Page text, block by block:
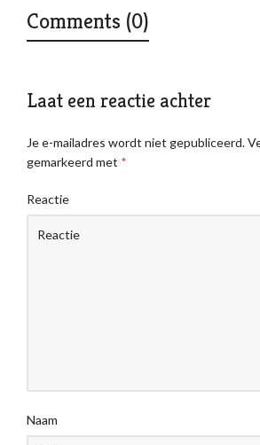
Comments (0)
Laat een reactie achter
Je e-mailadres wordt niet gepubliceerd.
gemarkeerd met *
Reactie
Naam